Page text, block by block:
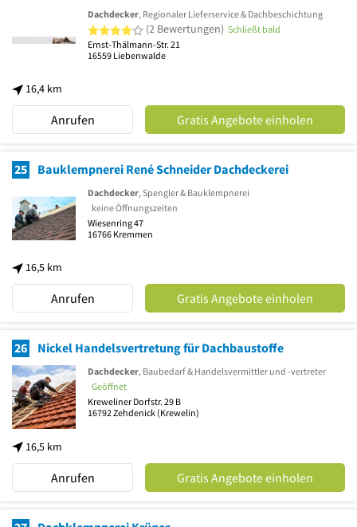
16,4 km
Dachdecker, Regionaler Lieferservice & Dachbeschichtung
4 von 5 Sternen
(2 Bewertungen) Schließt bald
Ernst-Thälmann-Str. 21
16559 Liebenwalde
Anrufen Gratis Angebote einholen
25 Bauklempnerei René Schneider Dachdeckerei
16,5 km
Dachdecker, Spengler & Bauklempnerei
keine Öffnungszeiten
Wiesenring 47
16766 Kremmen
Anrufen Gratis Angebote einholen
26 Nickel Handelsvertretung für Dachbaustoffe
16,5 km
Dachdecker, Baubedarf & Handelsvermittler und -vertreter
Geöffnet
Kreweliner Dorfstr. 29 B
16792 Zehdenick (Krewelin)
Anrufen Gratis Angebote einholen